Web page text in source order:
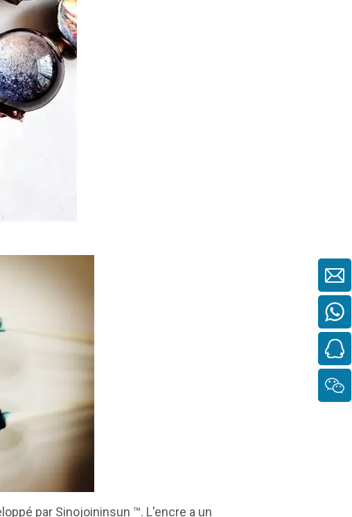
par Sinojoininsun ™. L'encre a un